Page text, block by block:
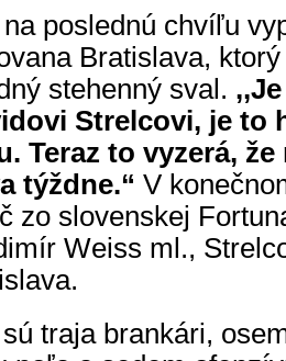
poslednú chvíľu
Bratislava,
stehenný sval.
Strelcovi, je to
Teraz to vyzerá,
týždne.“ V
zo slovenskej
Weiss ml.,
traja brankári,